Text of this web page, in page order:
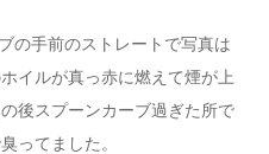
の手前のストレートで写真は
イルが真っ赤に燃えて煙が上
後スプーンカーブ過ぎた所で
ってました。